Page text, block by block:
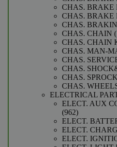
CHAS. BRAKE
CHAS. BRAKE
CHAS.
CHAS. CHAIN
CHAS. CHAIN
CHAS. MAN-
CHAS.
CHAS.
CHAS.
CHAS.
ELECTRICAL
ELECT. AUX
962962
producten
ELECT.
ELECT.
ELECT.